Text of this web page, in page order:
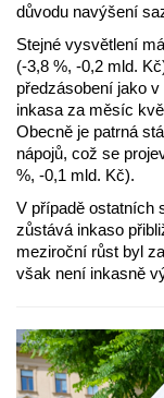
důvodu navýšení
Stejné vysvětlení
(-3,8 %, -0,2 mld.
předzásobení jako
inkasa za měsíc
Obecně je patrná
nápojů, což se
%, -0,1 mld. Kč).
V případě ostatních
zůstává inkaso
meziroční růst byl
však není inkasně